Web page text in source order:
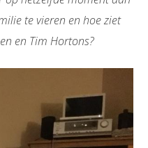
te vieren en hoe ziet
en Tim Hortons?